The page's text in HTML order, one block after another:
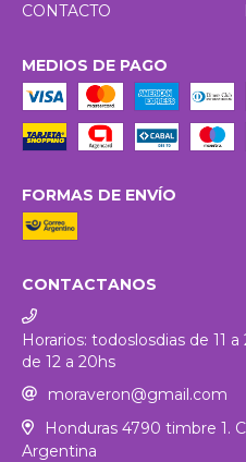
CONTACTO
MEDIOS DE PAGO
FORMAS DE ENVÍO
CONTACTANOS
Horarios: todoslosdias de 11
de 12 a 20hs
moraveron@gmail.com
Honduras 4790 timbre 1.
Argentina